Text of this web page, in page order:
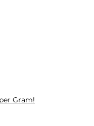
Gram!